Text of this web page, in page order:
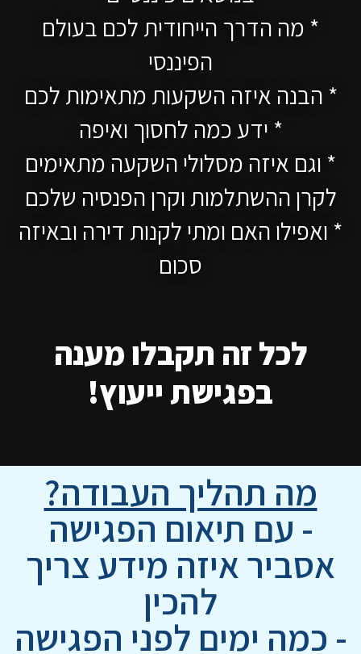
* מה הדרך הייחודית לכם בעולם
הפיננסי
* הבנה איזה השקעות מתאימות לכם
* ידע כמה לחסוך ואיפה
* וגם איזה מסלולי השקעה מתאימים
לקרן ההשתלמות וקרן הפנסיה שלכם
* ואפילו האם ומתי לקנות דירה ובאיזה
סכום
לכל זה תקבלו מענה
בפגישת ייעוץ!
מה תהליך העבודה?
- עם תיאום הפגישה
אסביר איזה מידע צריך
להכין
- כמה ימים לפני הפגישה